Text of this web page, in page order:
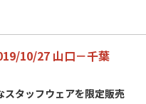
10/27 山口－千葉
スタッフウェアを限定販売